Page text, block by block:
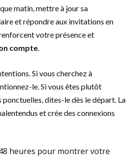
matin, mettre à jour sa
et répondre aux invitations en
votre présence et
compte.
Si vous cherchez à
le. Si vous êtes plutôt
dites-le dès le départ. La
et crée des connexions
heures pour montrer votre